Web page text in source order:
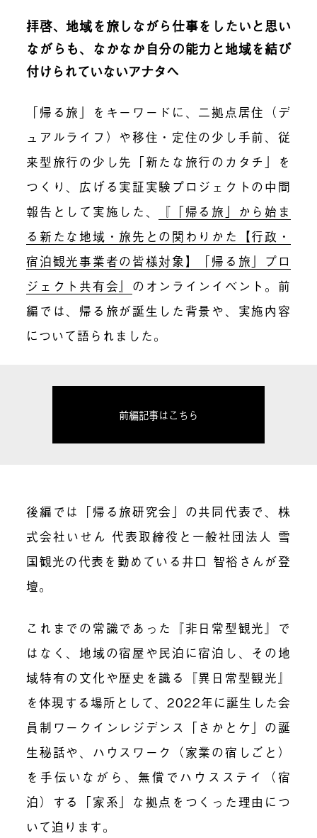
拝啓、地域を旅しながら仕事をしたいと思い
ながらも、なかなか自分の能力と地域を結び
付けられていないアナタへ
「帰る旅」をキーワードに、二拠点居住（デ
ュアルライフ）や移住・定住の少し手前、従
来型旅行の少し先「新たな旅行のカタチ」を
つくり、広げる実証実験プロジェクトの中間
報告として実施した、
『「帰る旅」から始ま
る新たな地域・旅先との関わりかた【行政・
宿泊観光事業者の皆様対象】「帰る旅」プロ
ジェクト共有会』 の オンラインイベント。前
編では、帰る旅が誕生した背景や、実施内容
について語られました。
前編記事はこちら
後編では 「帰る旅研究会」の共同代表で、株
式会社いせん 代表取締役と一般社団法人 雪
国観光の代表を勤めている井口 智裕さん が登
壇。
これまでの常識であった『非日常型観光』で
はなく、地域の宿屋や民泊に宿泊し、その地
域特有の文化や歴史を識る『異日常型観光』
を体現する場所として、2022年に誕生した会
員制ワークインレジデンス「さかとケ」の誕
生秘話や、 ハウスワーク（家業の宿しごと）
を手伝いながら、無償でハウスステイ（宿
泊）する「家系」な拠点をつくった理由 につ
いて迫ります。